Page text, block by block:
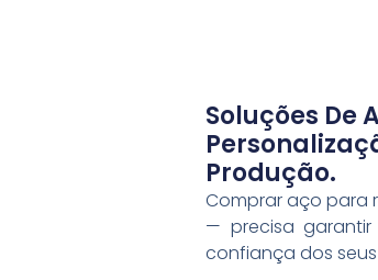
Soluções De
Produção.
Comprar aço para
— precisa garantir
confiança dos